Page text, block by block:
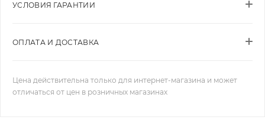
УСЛОВИЯ ГАРАНТИИ
ОПЛАТА И ДОСТАВКА
Цена действительна только для интернет-магазина и может
отличаться от цен в розничных магазинах